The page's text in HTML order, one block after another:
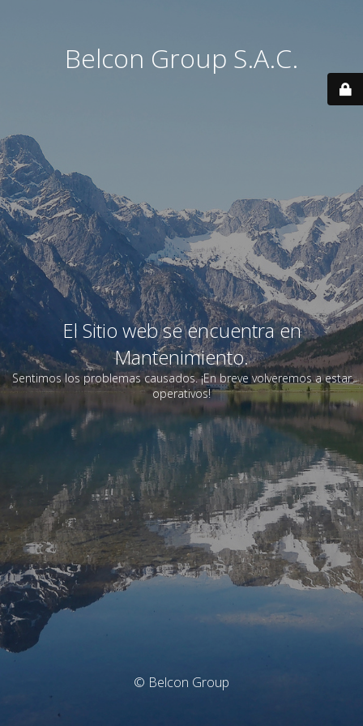
Belcon Group S.A.C.
El Sitio web se encuentra en
Mantenimiento.
Sentimos los problemas causados. ¡En breve volveremos a estar
operativos!
© Belcon Group